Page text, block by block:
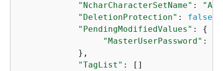
"NcharCharacterSetName" :
"DeletionProtection" : false
"PendingModifiedValues" : {
"MasterUserPassword" :
            },
"TagList" : []